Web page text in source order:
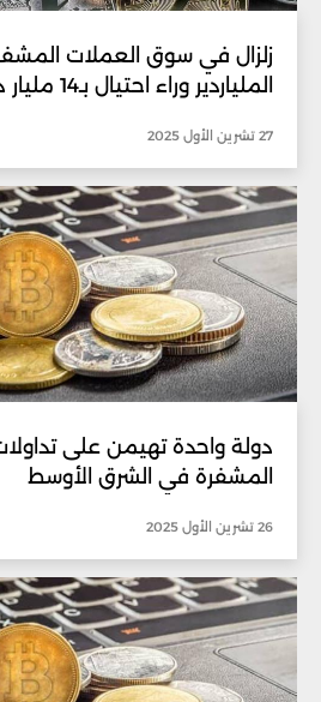
زلزال في سوق العملات
الملياردير وراء احتيال بـ14 مليار دولار
27 تشرين الأول 2025
دولة واحدة تهيمن على
المشفرة في الشرق الأوسط
26 تشرين الأول 2025